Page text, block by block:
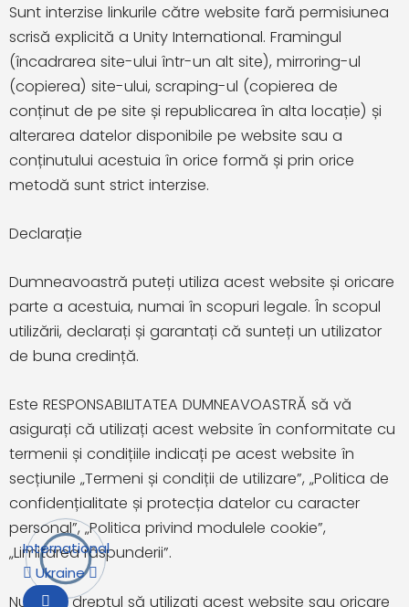
Sunt interzise linkurile către website fară permisiunea
scrisă explicită a Unity International. Framingul
(încadrarea site-ului într-un alt site), mirroring-ul
(copierea) site-ului, scraping-ul (copierea de
conținut de pe site și republicarea în alta locație) și
alterarea datelor disponibile pe website sau a
conținutului acestuia în orice formă și prin orice
metodă sunt strict interzise.
Declarație
Dumneavoastră puteți utiliza acest website și oricare
parte a acestuia, numai în scopuri legale. În scopul
utilizării, declarați și garantați că sunteți un utilizator
de buna credință.
Este RESPONSABILITATEA DUMNEAVOASTRĂ să vă
asigurați că utilizați acest website în conformitate cu
termenii și condițiile indicați pe acest website în
secțiunile „Termeni și condiții de utilizare”, „Politica de
confidențialitate și protecția datelor cu caracter
personal”, „Politica privind modulele cookie”,
„Limitarea răspunderii”.
Nu aveți dreptul să utilizați acest website sau oricare
International
Ukraine